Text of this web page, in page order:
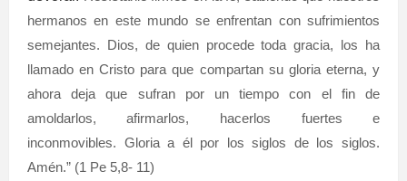
hermanos en este mundo se enfrentan con sufrimientos
semejantes. Dios, de quien procede toda gracia, los ha
llamado en Cristo para que compartan su gloria eterna, y
ahora deja que sufran por un tiempo con el fin de
amoldarlos, afirmarlos, hacerlos fuertes e
inconmovibles. Gloria a él por los siglos de los siglos.
Amén.” (1 Pe 5,8- 11)